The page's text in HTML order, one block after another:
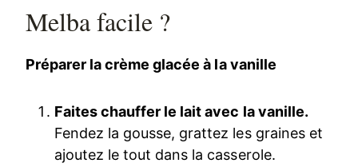
Melba facile ?
Préparer la crème glacée à la vanille
Faites chauffer le lait avec la vanille.
Fendez la gousse, grattez les graines et
ajoutez le tout dans la casserole.